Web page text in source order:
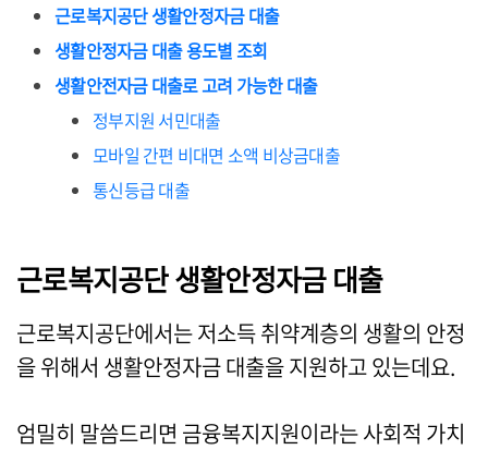
근로복지공단 생활안정자금 대출
생활안정자금 대출 용도별 조회
생활안전자금 대출로 고려 가능한 대출
정부지원 서민대출
모바일 간편 비대면 소액 비상금대출
통신등급 대출
근로복지공단 생활안정자금 대출
근로복지공단에서는 저소득 취약계층의 생활의 안정
을 위해서 생활안정자금 대출을 지원하고 있는데요.
엄밀히 말씀드리면 금융복지지원이라는 사회적 가치